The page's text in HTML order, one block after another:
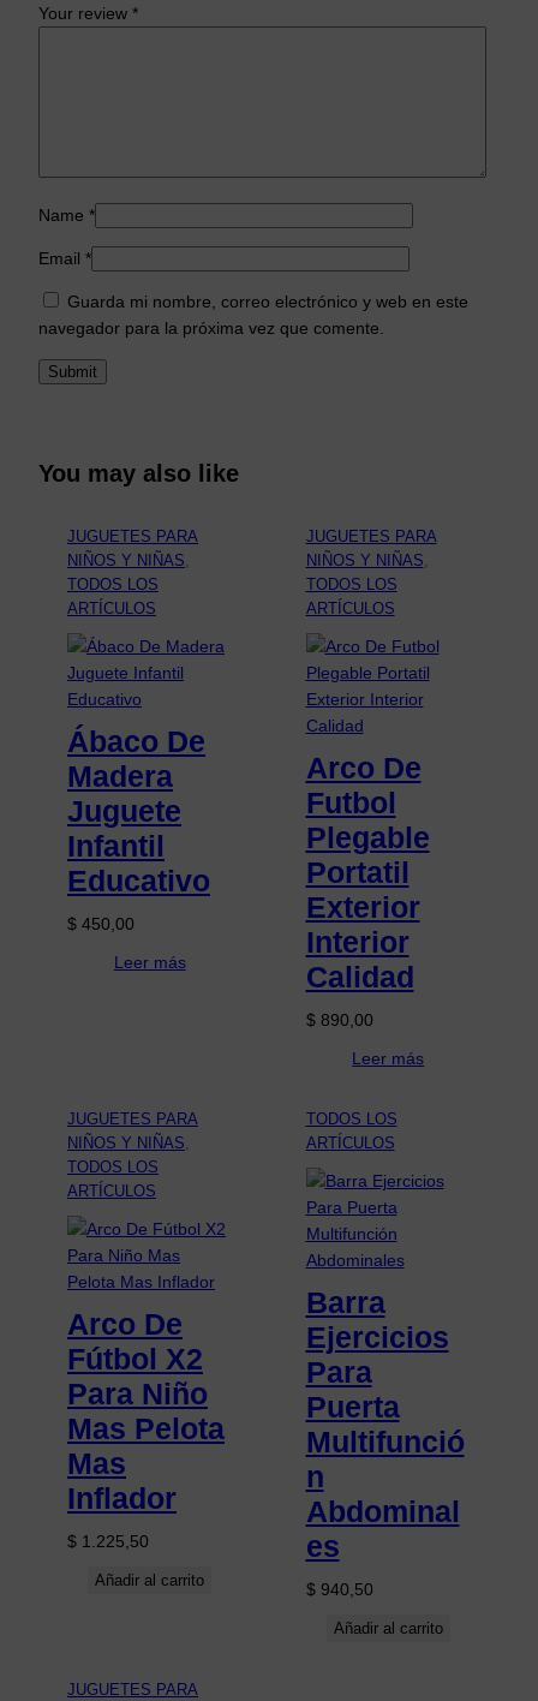
Your review *
Name *
Email *
Guarda mi nombre, correo electrónico y web en este
navegador para la próxima vez que comente.
You may also like
JUGUETES PARA
NIÑOS Y NIÑAS
TODOS LOS
ARTÍCULOS
Ábaco De
Madera
Juguete
Infantil
Educativo
$ 450,00
Leer más
JUGUETES PARA
NIÑOS Y NIÑAS
TODOS LOS
ARTÍCULOS
Arco De
Futbol
Plegable
Portatil
Exterior
Interior
Calidad
$890,00
Leer más
JUGUETES PARA
NIÑOS Y NIÑAS
TODOS LOS
ARTÍCULOS
Arco De
Fútbol X2
Para Niño
Mas Pelota
Mas
Inflador
$ 1.225,50
Añadir al carrito
TODOS LOS
ARTÍCULOS
Barra
Ejercicios
Para
Puerta
Multifunció
n
Abdominal
es
$940,50
Añadir al carrito
JUGUETES PARA